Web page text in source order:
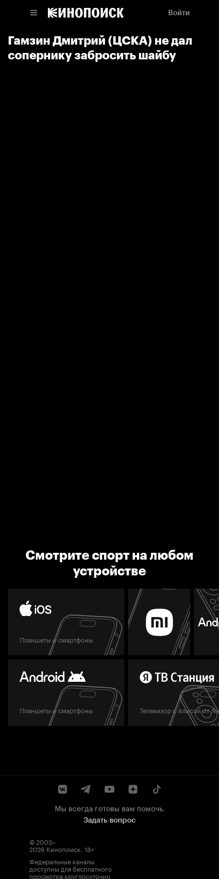
Войти
Гамзин Дмитрий (ЦСКА) не дал
сопернику забросить шайбу
Смотрите спорт на любом
устройстве
Планшеты и смартфоны
Планшеты и смартфоны Телевизор с Алисой от
Мы всегда готовы вам помочь.
Задать вопрос
© 2003–
2026 Кинопоиск. 18+
Федеральные каналы
доступны для бесплатного
просмотра круглосуточно